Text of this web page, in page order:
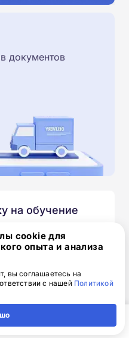
документов
на обучение
и отправьте по
номер телефон.
вами и утонит все
cookie для
опыта и анализа
вы соглашаетесь на
с нашей Политикой